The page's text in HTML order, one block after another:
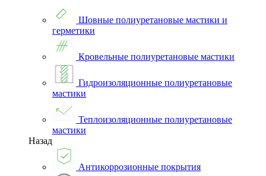
Шовные полиуретановые мастики и
герметики
Кровельные полиуретановые мастики
Гидроизоляционные полиуретановые
мастики
Теплоизоляционные полиуретановые
мастики
Назад
Антикоррозионные покрытия